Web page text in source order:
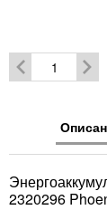
2320296